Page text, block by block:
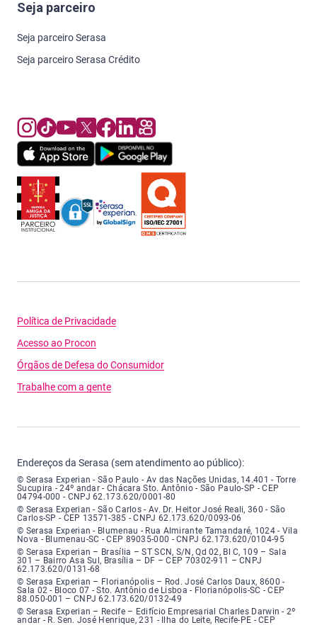
Seja parceiro
Seja parceiro Serasa
Seja parceiro Serasa Crédito
Política de Privacidade
Acesso ao Procon
Órgãos de Defesa do Consumidor
Trabalhe com a gente
Endereços da Serasa (sem atendimento ao público):
Serasa Experian - São Paulo - Endereço: Avenida das Nações Unidas,
© Serasa Experian - São Paulo - Av das Nações Unidas, 14.401 - Torre
Sucupira - 24º andar - Chácara Sto. Antônio - São Paulo-SP - CEP
04794-000 - CNPJ 62.173.620/0001-80
Serasa Experian - São Carlos - Endereço: Avenida Doutor Heitor José
© Serasa Experian - São Carlos - Av. Dr. Heitor José Reali, 360 - São
Carlos-SP - CEP 13571-385 - CNPJ 62.173.620/0093-06
Serasa Experian - Blumenau - Endereço: Rua Almirante Tamandaré,
© Serasa Experian - Blumenau - Rua Almirante Tamandaré, 1024 - Vila
Nova - Blumenau-SC - CEP 89035-000 - CNPJ 62.173.620/0104-95
Serasa Experian - Brasília, Endereço: Setor Comercial Norte, sem
© Serasa Experian – Brasília – ST SCN, S/N, Qd 02, Bl C, 109 – Sala
301 – Bairro Asa Sul, Brasília – DF – CEP 70302-911 – CNPJ
62.173.620/0131-68
Serasa Experian - Florianópolis, Endereço: Rodovia José Carlos, número
© Serasa Experian – Florianópolis – Rod. José Carlos Daux, 8600 -
Sala 02 - Bloco 07 - Sto. Antônio de Lisboa - Florianópolis-SC - CEP
88.050-001 – CNPJ 62.173.620/0132-49
Serasa Experian - Recife, Endereço: Edifício Empresarial Charles Darwin,
© Serasa Experian – Recife – Edifício Empresarial Charles Darwin - 2º
andar - R. Sen. José Henrique, 231 - Ilha do Leite, Recife-PE - CEP